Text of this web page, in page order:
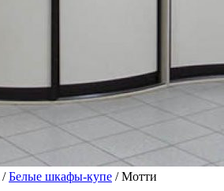
/Белые шкафы-купе / Мотти